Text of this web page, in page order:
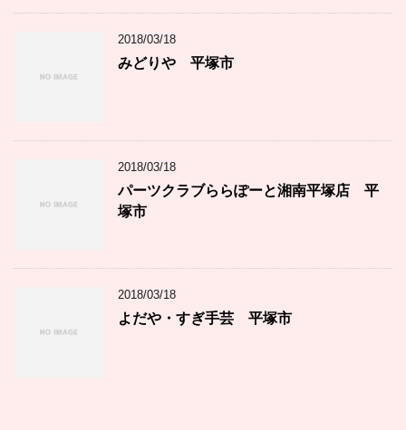
2018/03/18
みどりや 平塚市
2018/03/18
パーツクラブららぽーと湘南平塚店 平
塚市
2018/03/18
よだや・すぎ手芸 平塚市